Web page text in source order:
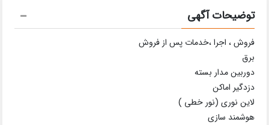
توضیحات آگهی
فروش ، اجرا ،خدمات پس از فروش
برق
دوربین مدار بسته
دزدگیر اماکن
لاین نوری (نور خطی )
هوشمند سازی